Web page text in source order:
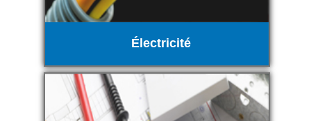
Électricité